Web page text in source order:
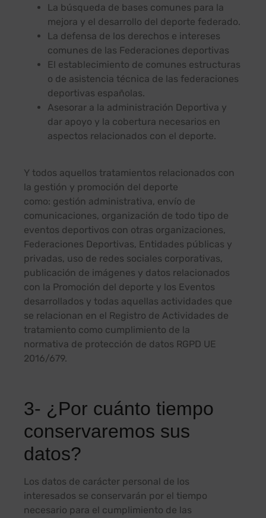
La búsqueda de bases comunes para la
mejora y el desarrollo del deporte federado.
La defensa de los derechos e intereses
comunes de las Federaciones deportivas
El establecimiento de comunes estructuras
o de asistencia técnica de las federaciones
deportivas españolas.
Asesorar a la administración Deportiva y
dar apoyo y la cobertura necesarios en
aspectos relacionados con el deporte.
Y todos aquellos tratamientos relacionados con
la gestión y promoción del deporte
como: gestión administrativa, envío de
comunicaciones, organización de todo tipo de
eventos deportivos con otras organizaciones,
Federaciones Deportivas, Entidades públicas y
privadas, uso de redes sociales corporativas,
publicación de imágenes y datos relacionados
con la Promoción del deporte y los Eventos
desarrollados y todas aquellas actividades que
se relacionan en el Registro de Actividades de
tratamiento como cumplimiento de la
normativa de protección de datos RGPD UE
2016/679.
3- ¿Por cuánto tiempo
conservaremos sus
datos?
Los datos de carácter personal de los
interesados se conservarán por el tiempo
necesario para el cumplimiento de las